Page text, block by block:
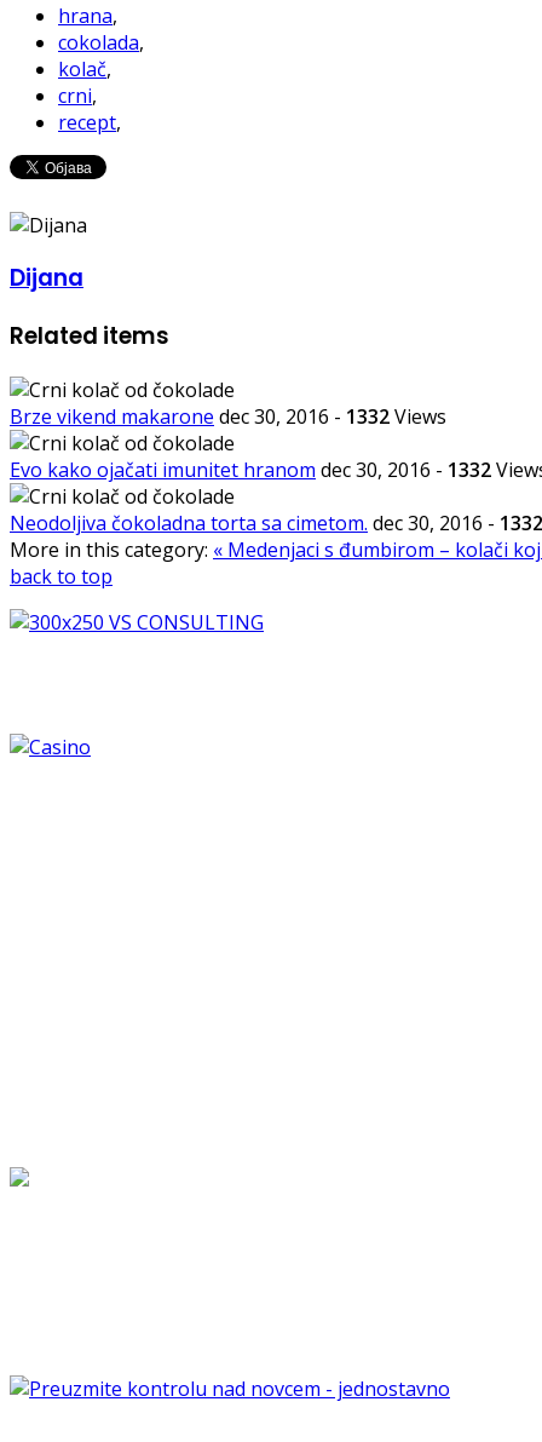
hrana,
cokolada,
kolač,
crni,
recept,
Dijana
Related items
Brze vikend makarone dec 30, 2016 - 1332Views
Evo kako ojačati imunitet hranom dec 30, 2016 - 1332
Neodoljiva čokoladna torta sa cimetom. dec 30, 2016 - 1332
More in this category: « Medenjaci s đumbirom – kolači
back to top